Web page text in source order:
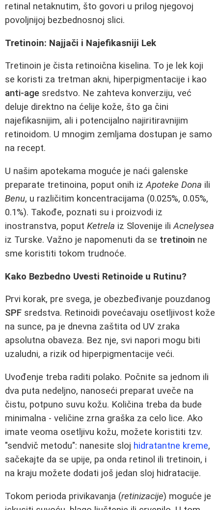
retinal netaknutim, što govori u prilog njegovoj
povoljnijoj bezbednosnoj slici.
Tretinoin: Najjači i Najefikasniji Lek
Tretinoin je čista retinoična kiselina. To je lek koji
se koristi za tretman akni, hiperpigmentacije i kao
anti-age sredstvo. Ne zahteva konverziju, već
deluje direktno na ćelije kože, što ga čini
najefikasnijim, ali i potencijalno najiritiravnijim
retinoidom. U mnogim zemljama dostupan je samo
na recept.
U našim apotekama moguće je naći galenske
preparate tretinoina, poput onih izApoteke Dona ili
Benu, u različitim koncentracijama (0.025%, 0.05%,
0.1%). Takođe, poznati su i proizvodi iz
inostranstva, poput Ketrela iz Slovenije iliAcnelysea
iz Turske. Važno je napomenuti da se tretinoin ne
sme koristiti tokom trudnoće.
Kako Bezbedno Uvesti Retinoide u Rutinu?
Prvi korak, pre svega, je obezbeđivanje pouzdanog
SPF sredstva. Retinoidi povećavaju osetljivost kože
na sunce, pa je dnevna zaštita od UV zraka
apsolutna obaveza. Bez nje, svi napori mogu biti
uzaludni, a rizik od hiperpigmentacije veći.
Uvođenje treba raditi polako. Počnite sa jednom ili
dva puta nedeljno, nanoseći preparat uveče na
čistu, potpuno suvu kožu. Količina treba da bude
minimalna - veličine zrna graška za celo lice. Ako
imate veoma osetljivu kožu, možete koristiti tzv.
"sendvič metodu": nanesite sloj hidratantne kreme,
sačekajte da se upije, pa onda retinol ili tretinoin, i
na kraju možete dodati još jedan sloj hidratacije.
Tokom perioda privikavanja (retinizacije) moguće je